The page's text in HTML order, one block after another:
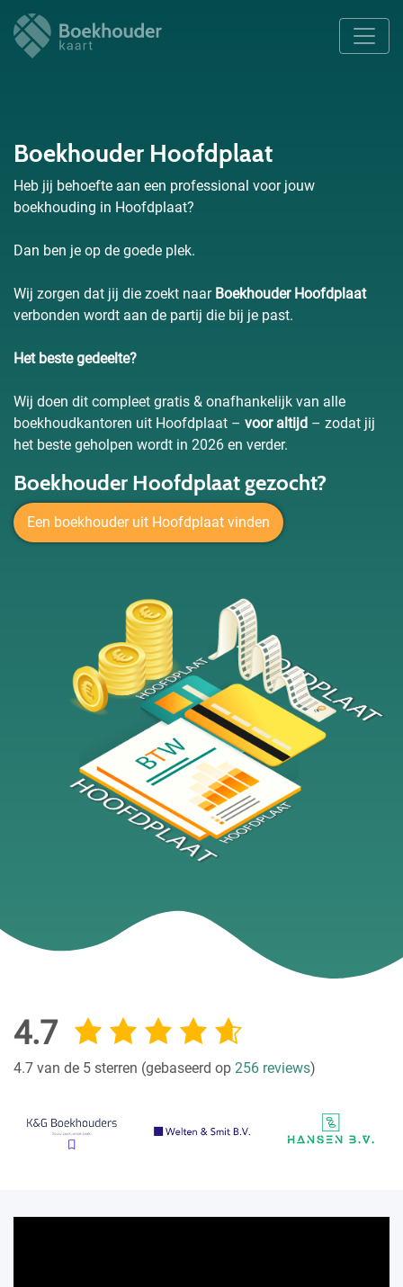
Boekhouder Hoofdplaat
Heb jij behoefte aan een professional voor jouw
boekhouding in Hoofdplaat?
Dan ben je op de goede plek.
Wij zorgen dat jij die zoekt naar Boekhouder Hoofdplaat
verbonden wordt aan de partij die bij je past.
Het beste gedeelte?
Wij doen dit compleet gratis & onafhankelijk van alle
boekhoudkantoren uit Hoofdplaat – voor altijd – zodat jij
het beste geholpen wordt in 2026 en verder.
Boekhouder Hoofdplaat gezocht?
Een boekhouder uit Hoofdplaat vinden
4.7
4.7 van de 5 sterren (gebaseerd op 256 reviews)